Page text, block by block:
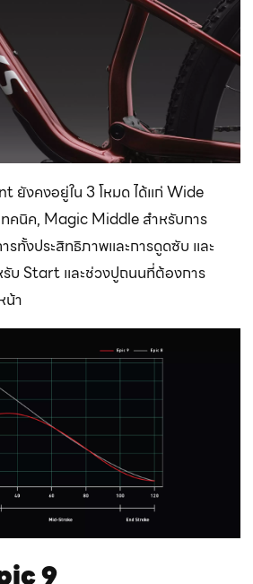
ยังคงอยู่ใน 3 โหมด ได้แก่ Wide
คนิค, Magic Middle สำหรับการ
ทั้งประสิทธิภาพและการดูดซับ และ
บ Start และช่วงปูถนนที่ต้องการ
น้า